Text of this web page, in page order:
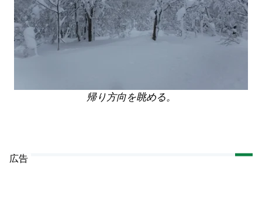
帰り方向を眺める。
広告